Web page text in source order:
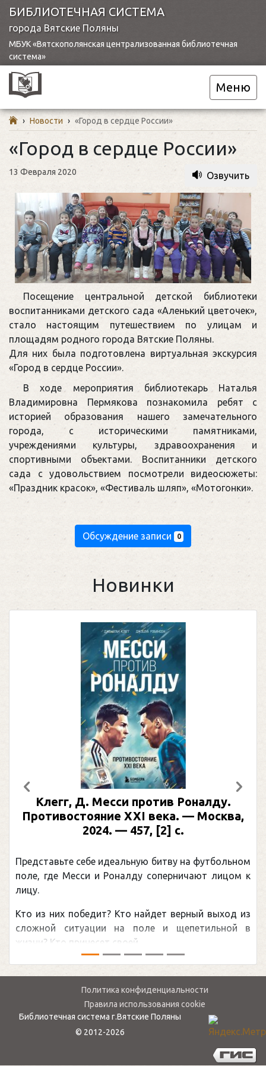
БИБЛИОТЕЧНАЯ СИСТЕМА
города Вятские Поляны
МБУК «Вятскополянская централизованная библиотечная
система»
Меню
› Новости › «Город в сердце России»
«Город в сердце России»
13 Февраля 2020 Озвучить
Посещение центральной детской библиотеки
воспитанниками детского сада «Аленький цветочек»,
стало настоящим путешествием по улицам и
площадям родного города Вятские Поляны.
Для них была подготовлена виртуальная экскурсия
«Город в сердце России».
В ходе мероприятия библиотекарь Наталья
Владимировна Пермякова познакомила ребят с
историей образования нашего замечательного
города, с историческими памятниками,
учреждениями культуры, здравоохранения и
спортивными объектами. Воспитанники детского
сада с удовольствием посмотрели видеосюжеты:
«Праздник красок», «Фестиваль шляп», «Мотогонки».
Обсуждение записи 0
Новинки
Клегг, Д. Месси против Роналду.
Противостояние XXI века. — Москва,
2024. — 457, [2] с.
Представьте себе идеальную битву на футбольном
поле, где Месси и Роналду соперничают лицом к
лицу.
Кто из них победит? Кто найдет верный выход из
сложной ситуации на поле и щепетильной в
жизни? Кто принесет своей ...
Предыдущий
Политика конфиденциальности
Правила использования cookie
Библиотечная система г.Вятские Поляны
© 2012-2026